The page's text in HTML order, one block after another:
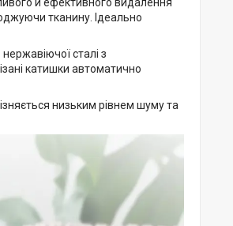
тканину. Ідеально
сталі з
катишки автоматично
низьким рівнем шуму та